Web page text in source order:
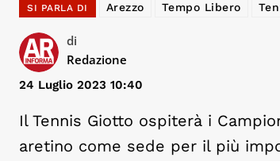
SI PARLA DI Arezzo Tempo Libero
di
Redazione
24 Luglio 2023 10:40
Il Tennis Giotto ospiterà i
aretino come sede per il più